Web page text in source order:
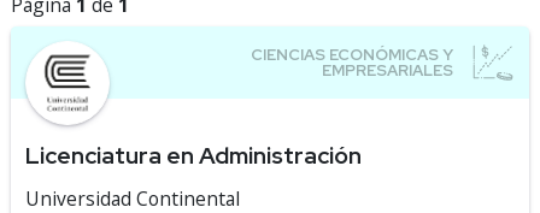
Licenciatura en Administración
Universidad Continental